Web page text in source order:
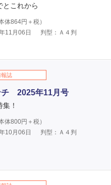
とこれから
体864円＋税）
11月06日
判型：Ａ４判
誌
チ 2025年11月号
！
体800円＋税）
10月06日
判型：Ａ４判